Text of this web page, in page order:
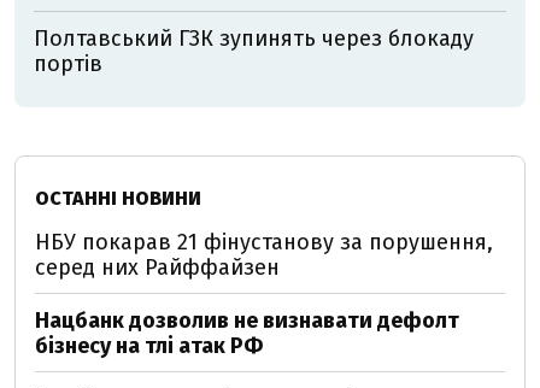
Полтавський ГЗК зупинять через блокаду
портів
ОСТАННІ НОВИНИ
НБУ покарав 21 фінустанову за порушення,
серед них Райффайзен
Нацбанк дозволив не визнавати дефолт
бізнесу на тлі атак РФ